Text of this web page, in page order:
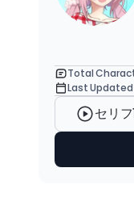
Total
Last
セリフ